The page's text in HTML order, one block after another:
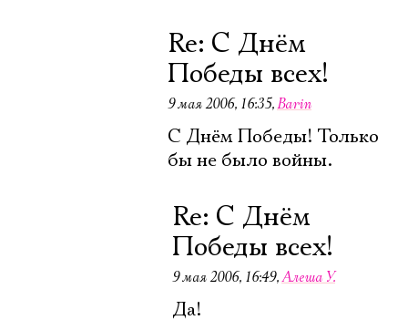
Re: С Днём
Победы всех!
9 мая 2006, 16:35,Barin
С Днём Победы! Только
бы не было войны.
Re: С Днём
Победы всех!
9 мая 2006, 16:49,Алеша У.
Да!